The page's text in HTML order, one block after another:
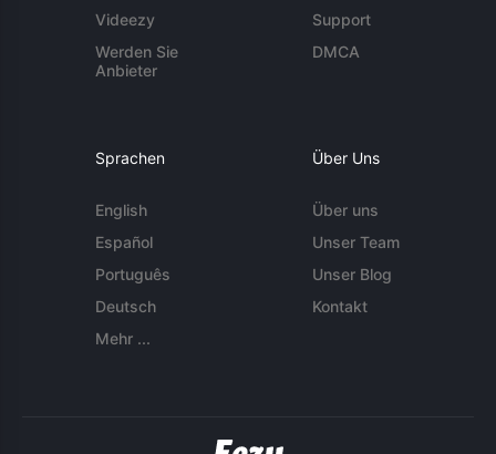
Videezy
Werden Sie
Anbieter
Support
DMCA
Sprachen
English
Español
Português
Deutsch
Mehr ...
Über Uns
Über uns
Unser Team
Unser Blog
Kontakt